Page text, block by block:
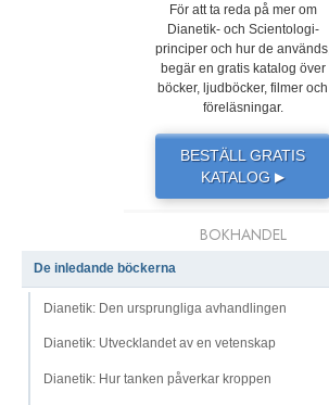
För att ta reda på mer om
Dianetik- och Scientologi-
principer och hur de används,
begär en gratis katalog över
böcker, ljudböcker, filmer och
föreläsningar.
BESTÄLL GRATIS
KATALOG ▶
BOKHANDEL
De inledande böckerna
Dianetik: Den ursprungliga avhandlingen
Dianetik: Utvecklandet av en vetenskap
Dianetik: Hur tanken påverkar kroppen